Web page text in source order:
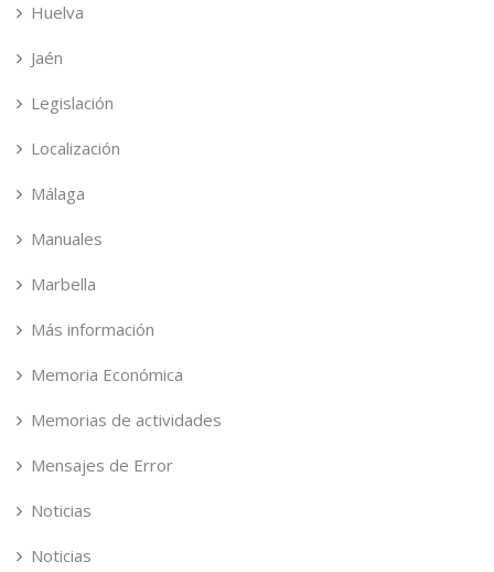
Huelva
Jaén
Legislación
Localización
Málaga
Manuales
Marbella
Más información
Memoria Económica
Memorias de actividades
Mensajes de Error
Noticias
Noticias